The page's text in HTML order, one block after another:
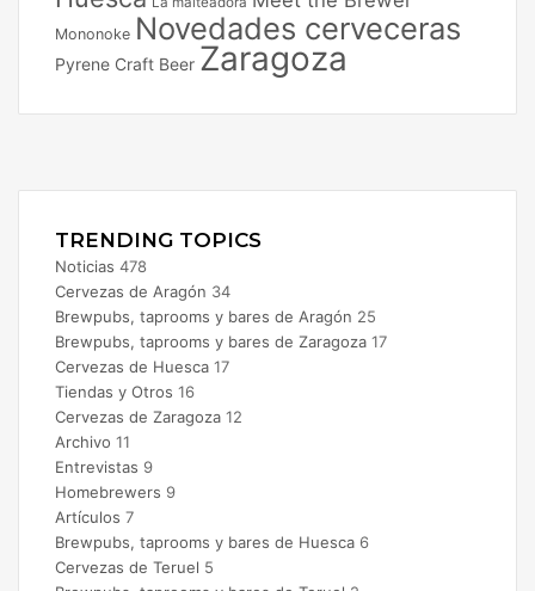
Mononoke Novedades cerveceras
Pyrene Craft Beer Zaragoza
TRENDING TOPICS
Noticias 478
Cervezas de Aragón 34
Brewpubs, taprooms y bares de Aragón 25
Brewpubs, taprooms y bares de Zaragoza 17
Cervezas de Huesca 17
Tiendas y Otros 16
Cervezas de Zaragoza 12
Archivo 11
Entrevistas 9
Homebrewers 9
Artículos 7
Brewpubs, taprooms y bares de Huesca 6
Cervezas de Teruel 5